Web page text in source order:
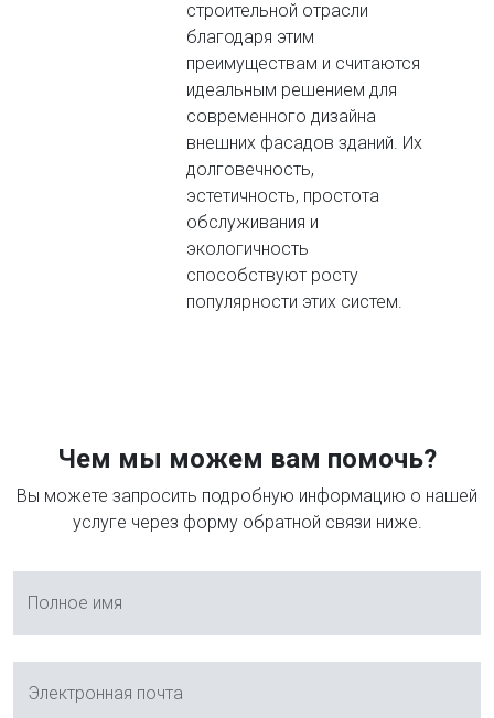
строительной отрасли
благодаря этим
преимуществам и считаются
идеальным решением для
современного дизайна
внешних фасадов зданий. Их
долговечность,
эстетичность, простота
обслуживания и
экологичность
способствуют росту
популярности этих систем.
Чем мы можем вам помочь?
Вы можете запросить подробную информацию о нашей
услуге через форму обратной связи ниже.
Полное имя
Электронная почта